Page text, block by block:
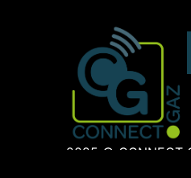
2025 © CONNECT